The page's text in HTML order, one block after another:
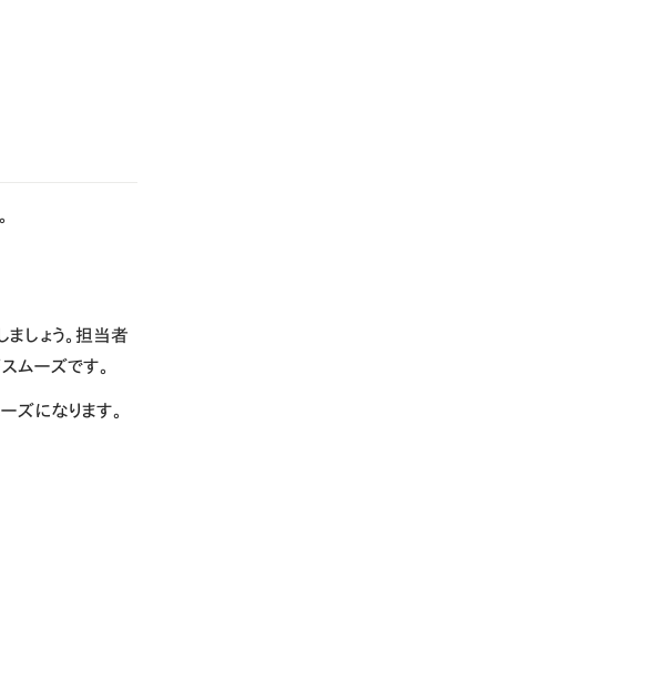
しょう。担当者
ムーズです。
ズになります。